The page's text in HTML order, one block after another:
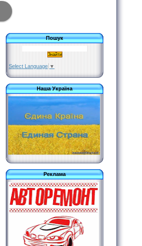
Пошук
Select Language ▼
Наша Україна
Реклама